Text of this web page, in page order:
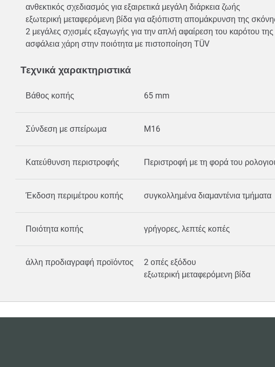
ανθεκτικός σχεδιασμός για εξαιρετικά μεγάλη διάρκεια ζωής
εξωτερική μεταφερόμενη βίδα για αξιόπιστη απομάκρυνση της
2 μεγάλες σχισμές εξαγωγής για την απλή αφαίρεση του καρότου
ασφάλεια χάρη στην ποιότητα με πιστοποίηση TÜV
Τεχνικά χαρακτηριστικά
Βάθος κοπής 65 mm
Σύνδεση με σπείρωμα M16
Κατεύθυνση περιστροφής Περιστροφή με τη φορά του
Έκδοση περιμέτρου κοπής συγκολλημένα διαμαντένια τμήματα
Ποιότητα κοπής γρήγορες, λεπτές κοπές
άλλη προδιαγραφή προϊόντος
2 οπές εξόδου
εξωτερική μεταφερόμενη βίδα